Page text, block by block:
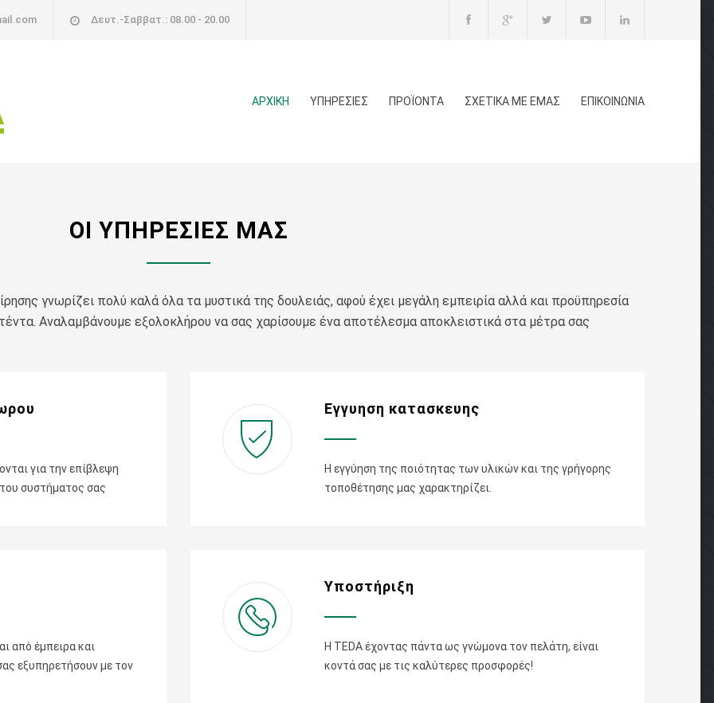
Δευτ.-Σαββατ.: 08.00 - 20.00
ΑΡΧΙΚΗ ΥΠΗΡΕΣΙΕΣ ΠΡΟΪΟΝΤΑ ΣΧΕΤΙΚΑ ΜΕ ΕΜΑΣ ΕΠΙΚΟΙΝΩΝΙΑ
ΟΙ ΥΠΗΡΕΣΙΕΣ ΜΑΣ
γνωρίζει πολύ καλά όλα τα μυστικά της δουλειάς, αφού έχει μεγάλη εμπειρία αλλά και προϋπηρεσία
Αναλαμβάνουμε εξολοκλήρου να σας χαρίσουμε ένα αποτέλεσμα αποκλειστικά στα μέτρα σας
για την επίβλεψη
συστήματος σας
Εγγυηση κατασκευης
Η εγγύηση της ποιότητας των υλικών και της γρήγορης
τοποθέτησης μας χαρακτηρίζει.
από έμπειρα και
εξυπηρετήσουν με τον
Υποστήριξη
Η TEDA έχοντας πάντα ως γνώμονα τον πελάτη, είναι
κοντά σας με τις καλύτερες προσφορές!